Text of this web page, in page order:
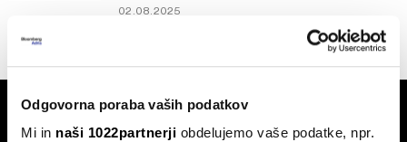
Odgovorna poraba vaših podatkov
Mi in naši 1022partnerji obdelujemo vaše podatke, npr.
02.08.2025